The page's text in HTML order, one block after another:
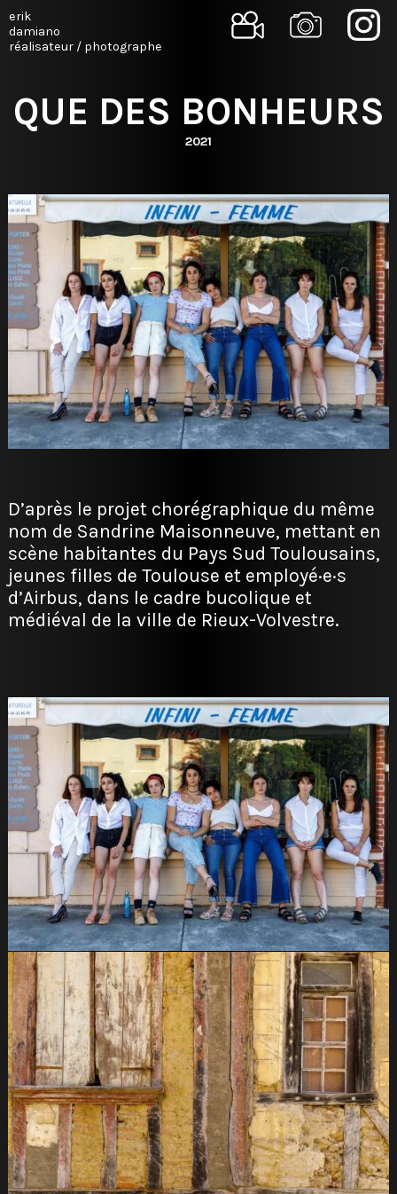
erik
damiano
réalisateur / photographe
QUE DES BONHEURS
2021
D’après le projet chorégraphique du même
nom de Sandrine Maisonneuve, mettant en
scène habitantes du Pays Sud Toulousains,
jeunes filles de Toulouse et employé·e·s
d’Airbus, dans le cadre bucolique et
médiéval de la ville de Rieux-Volvestre.